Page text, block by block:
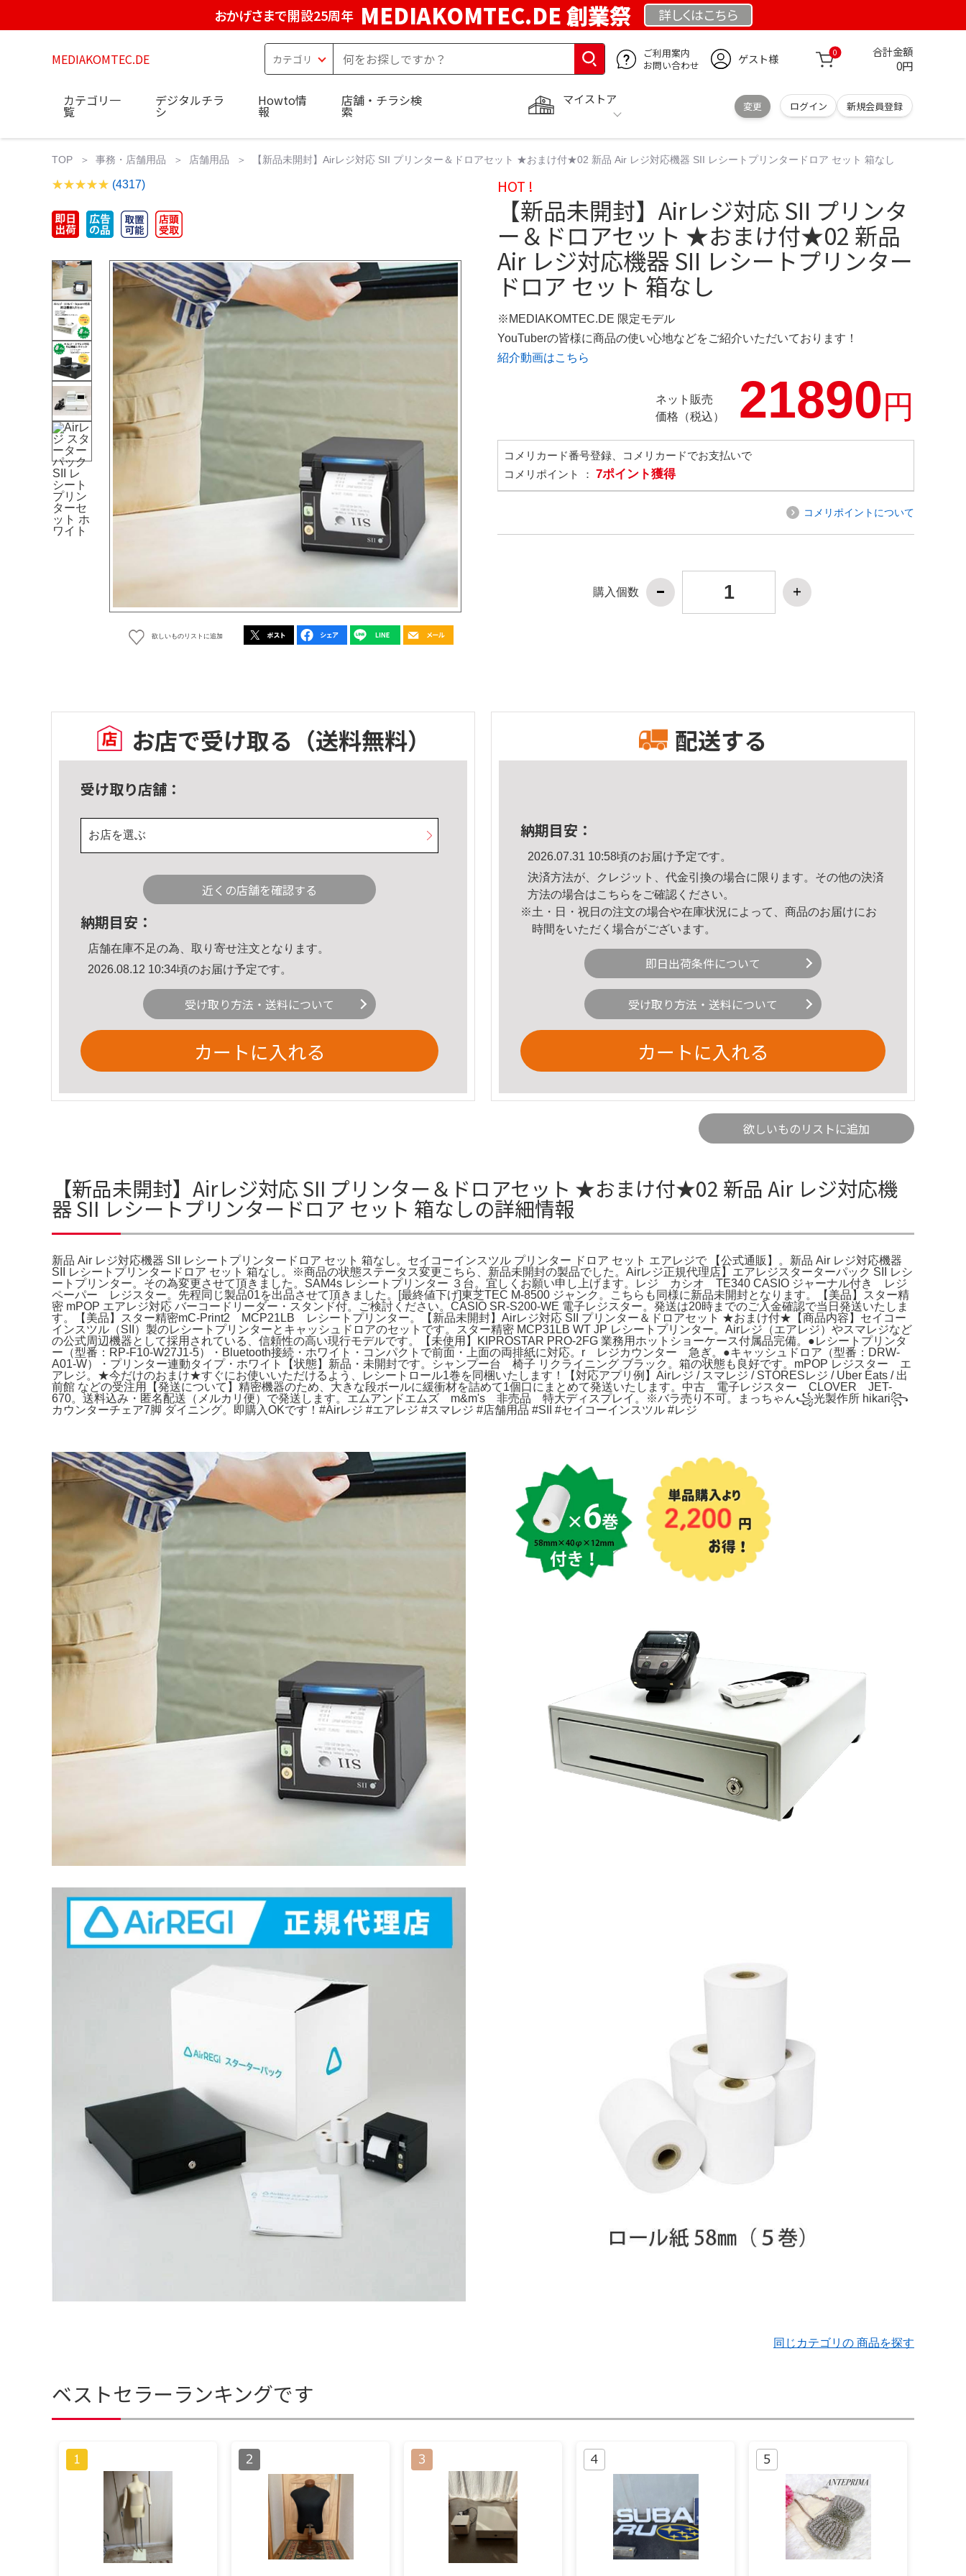
おかげさまで開設25周年 MEDIAKOMTEC.DE 創業祭 詳しくはこちら
MEDIAKOMTEC.DE
ご利用案内
お問い合わせ
ゲスト様 0 合計金額
0円
マイストア
変更 ログイン 新規会員登録
カテゴリ一
覧
デジタルチラ
シ
Howto情
報
店舗・チラシ検
索
TOP 事務・店舗用品 店舗用品 【新品未開封】Airレジ対応 SII プリンター＆ドロアセット ★おまけ付★02 新品 Air レジ対応機器 SII レシートプリンタードロア セット 箱なし
(4317)
欲しいものリストに追加
HOT !
【新品未開封】Airレジ対応 SII プリンタ
ー＆ドロアセット ★おまけ付★02 新品
Air レジ対応機器 SII レシートプリンター
ドロア セット 箱なし
※MEDIAKOMTEC.DE 限定モデル
YouTuberの皆様に商品の使い心地などをご紹介いただいております！
紹介動画はこちら
ネット販売
価格（税込）
21890円
コメリカード番号登録、コメリカードでお支払いで
コメリポイント ： 7ポイント獲得
コメリポイントについて
購入個数
お店で受け取る （送料無料）
受け取り店舗：
お店を選ぶ
近くの店舗を確認する
納期目安：
店舗在庫不足の為、取り寄せ注文となります。
2026.08.12 10:34頃のお届け予定です。
受け取り方法・送料について
カートに入れる
配送する
納期目安：
2026.07.31 10:58頃のお届け予定です。
決済方法が、クレジット、代金引換の場合に限ります。その他の決済
方法の場合はこちら をご確認ください。
※土・日・祝日の注文の場合や在庫状況によって、商品のお届けにお
時間をいただく場合がございます。
即日出荷条件について
受け取り方法・送料について
カートに入れる
欲しいものリストに追加
【新品未開封】Airレジ対応 SII プリンター＆ドロアセット ★おまけ付★02 新品 Air レジ対応機
器 SII レシートプリンタードロア セット 箱なしの詳細情報
新品 Air レジ対応機器 SII レシートプリンタードロア セット 箱なし。セイコーインスツル プリンター ドロア セット エアレジで 【公式通販】。新品 Air レジ対応機器
SII レシートプリンタードロア セット 箱なし。※商品の状態ステータス変更こちら、新品未開封の製品でした。Airレジ正規代理店】エアレジスターターパック SII レシ
ートプリンター。その為変更させて頂きました。SAM4s レシートプリンター ３台。宜しくお願い申し上げます。レジ カシオ TE340 CASIO ジャーナル付き レジ
ペーパー レジスター。先程同じ製品01を出品させて頂きました。[最終値下げ]東芝TEC M-8500 ジャンク。こちらも同様に新品未開封となります。【美品】スター精
密 mPOP エアレジ対応 バーコードリーダー・スタンド付。ご検討ください。CASIO SR-S200-WE 電子レジスター。発送は20時までのご入金確認で当日発送いたしま
す。【美品】スター精密mC-Print2 MCP21LB レシートプリンター。【新品未開封】Airレジ対応 SII プリンター＆ドロアセット ★おまけ付★【商品内容】セイコー
インスツル（SII）製のレシートプリンターとキャッシュドロアのセットです。スター精密 MCP31LB WT JP レシートプリンター。Airレジ（エアレジ）やスマレジなど
の公式周辺機器として採用されている、信頼性の高い現行モデルです。【未使用】KIPROSTAR PRO-2FG 業務用ホットショーケース付属品完備。●レシートプリンタ
ー（型番：RP-F10-W27J1-5）・Bluetooth接続・ホワイト・コンパクトで前面・上面の両排紙に対応。r レジカウンター 急ぎ。●キャッシュドロア（型番：DRW-
A01-W）・プリンター連動タイプ・ホワイト【状態】新品・未開封です。シャンプー台 椅子 リクライニング ブラック。箱の状態も良好です。mPOP レジスター エ
アレジ。★今だけのおまけ★すぐにお使いいただけるよう、レシートロール1巻を同梱いたします！【対応アプリ例】Airレジ / スマレジ / STORESレジ / Uber Eats / 出
前館 などの受注用【発送について】精密機器のため、大きな段ボールに緩衝材を詰めて1個口にまとめて発送いたします。中古 電子レジスター CLOVER JET-
670。送料込み・匿名配送（メルカリ便）で発送します。エムアンドエムズ m&m's 非売品 特大ディスプレイ。※バラ売り不可。まっちゃん꧁光製作所 hikari꧂
カウンターチェア7脚 ダイニング。即購入OKです！#Airレジ #エアレジ #スマレジ #店舗用品 #SII #セイコーインスツル #レジ
同じカテゴリの 商品を探す
ベストセラーランキングです